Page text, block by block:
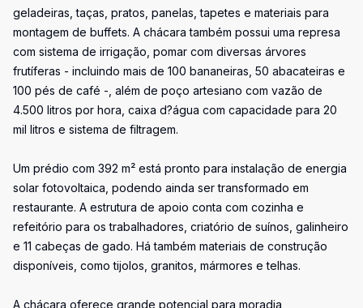
geladeiras, taças, pratos, panelas, tapetes e materiais para
montagem de buffets. A chácara também possui uma represa
com sistema de irrigação, pomar com diversas árvores
frutíferas - incluindo mais de 100 bananeiras, 50 abacateiras e
100 pés de café -, além de poço artesiano com vazão de
4.500 litros por hora, caixa d?água com capacidade para 20
mil litros e sistema de filtragem.
Um prédio com 392 m² está pronto para instalação de energia
solar fotovoltaica, podendo ainda ser transformado em
restaurante. A estrutura de apoio conta com cozinha e
refeitório para os trabalhadores, criatório de suínos, galinheiro
e 11 cabeças de gado. Há também materiais de construção
disponíveis, como tijolos, granitos, mármores e telhas.
A chácara oferece grande potencial para moradia,